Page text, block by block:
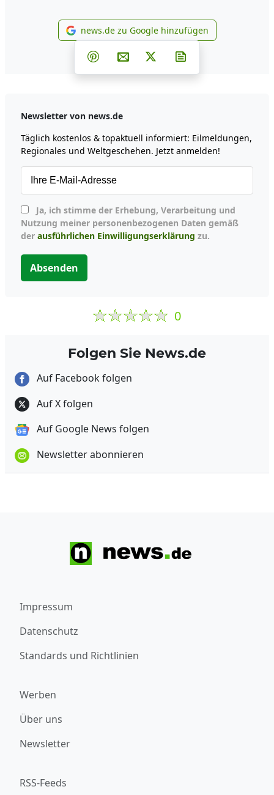
news.de zu Google
news.de zu Google hinzufügen
Teilen auf Facebook
Teilen auf Whatsapp
Teilen auf Telegram
Teilen auf Pinterest
Per E-Mail teilen
Post auf X
Newsletter von news.de
Täglich kostenlos & topaktuell informiert: Eilmeldungen,
Regionales und Weltgeschehen. Jetzt anmelden!
Nutzung meiner personenbezogenen Daten gemäß
der ausführlichen Einwilligungserklärung zu.
Absenden
0
Folgen Sie News.de
Auf Facebook folgen
Auf X folgen
Auf Google News folgen
Newsletter abonnieren
Impressum
Datenschutz
Standards und Richtlinien
Werben
Über uns
Newsletter
RSS-Feeds